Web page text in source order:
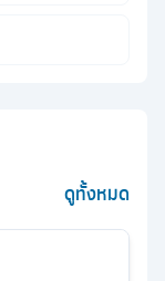
ดูทั้งหมด